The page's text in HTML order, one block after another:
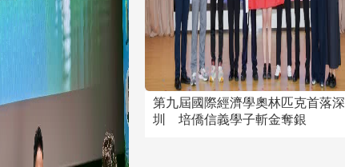
第九屆國際經濟學奧林匹克首落深
圳 培僑信義學子斬金奪銀